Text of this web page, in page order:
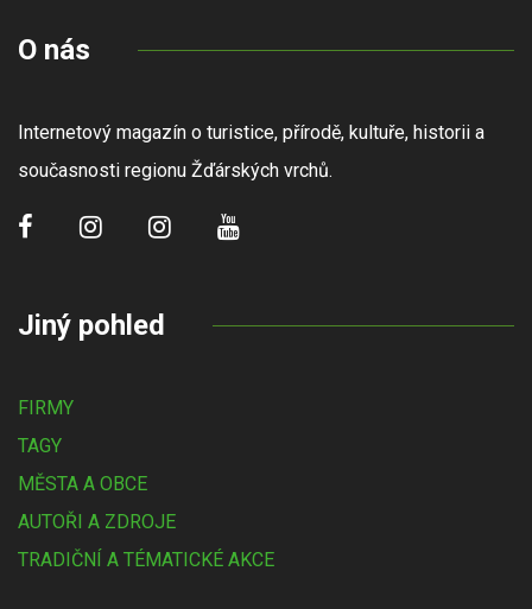
O nás
Internetový magazín o turistice, přírodě, kultuře, historii a
současnosti regionu Žďárských vrchů.
Jiný pohled
FIRMY
TAGY
MĚSTA A OBCE
AUTOŘI A ZDROJE
TRADIČNÍ A TÉMATICKÉ AKCE